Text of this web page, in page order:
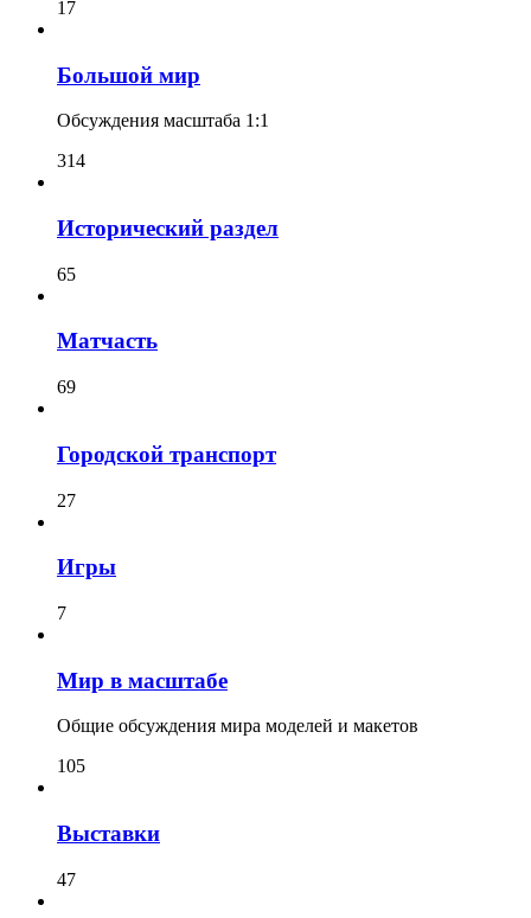
17
Большой мир
Обсуждения масштаба 1:1
314
Исторический раздел
65
Матчасть
69
Городской транспорт
27
Игры
7
Мир в масштабе
Общие обсуждения мира моделей и макетов
105
Выставки
47